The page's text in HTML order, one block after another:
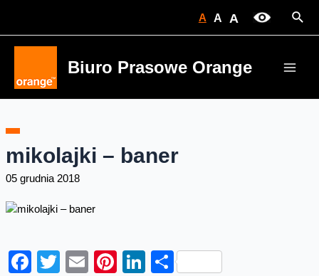
A A A
Biuro Prasowe Orange
mikolajki – baner
05 grudnia 2018
Facebook
Twitter
EmailPinterest
LinkedIn
Share